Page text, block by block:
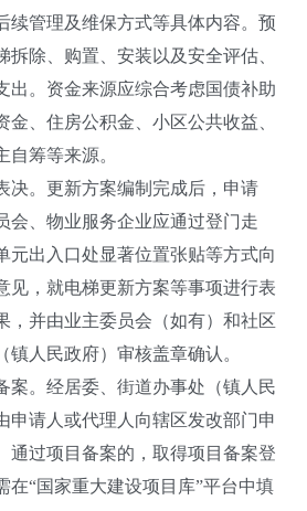
续管理及维保方式等具体内容。预
拆除、购置、安装以及安全评估、
出。资金来源应综合考虑国债补助
金、住房公积金、小区公共收益、
自筹等来源。
。更新方案编制完成后，申请
会、物业服务企业应通过登门走
元出入口处显著位置张贴等方式向
见，就电梯更新方案等事项进行表
，并由业主委员会（如有）和社区
镇人民政府）审核盖章确认。
。经居委、街道办事处（镇人民
申请人或代理人向辖区发改部门申
通过项目备案的，取得项目备案登
在“国家重大建设项目库”平台中填